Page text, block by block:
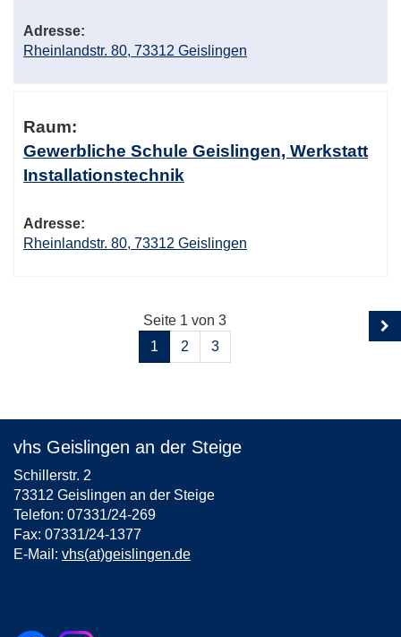
Adresse:
Rheinlandstr. 80, 73312 Geislingen
Raum:
Gewerbliche Schule Geislingen, Werkstatt
Installationstechnik
Adresse:
Rheinlandstr. 80, 73312 Geislingen
Seite 1 von 3
1
2 3
vhs Geislingen an der Steige
Schillerstr. 2
73312 Geislingen an der Steige
Telefon: 07331/24-269
Fax: 07331/24-1377
E-Mail: vhs(at)geislingen.de